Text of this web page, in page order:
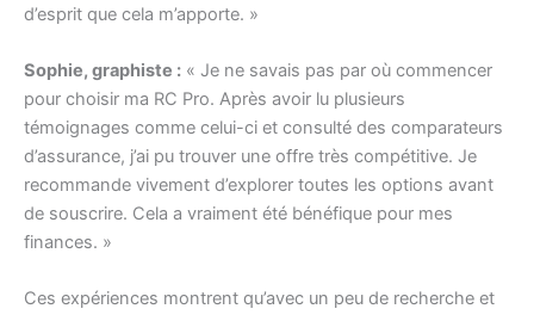
d’esprit que cela m’apporte. »
Sophie, graphiste : « Je ne savais pas par où commencer
pour choisir ma RC Pro. Après avoir lu plusieurs
témoignages comme celui-ci et consulté des comparateurs
d’assurance, j’ai pu trouver une offre très compétitive. Je
recommande vivement d’explorer toutes les options avant
de souscrire. Cela a vraiment été bénéfique pour mes
finances. »
Ces expériences montrent qu’avec un peu de recherche et